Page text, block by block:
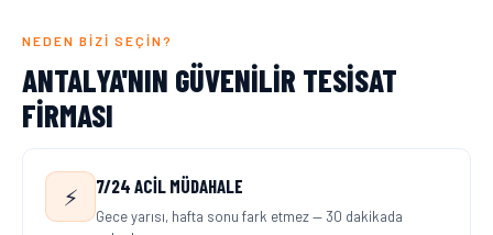
NEDEN BIZI SEÇIN?
ANTALYA'NIN GÜVENILIR TESISAT
FIRMASI
⚡ 7/24 ACIL MÜDAHALE
Gece yarısı, hafta sonu fark etmez — 30 dakikada